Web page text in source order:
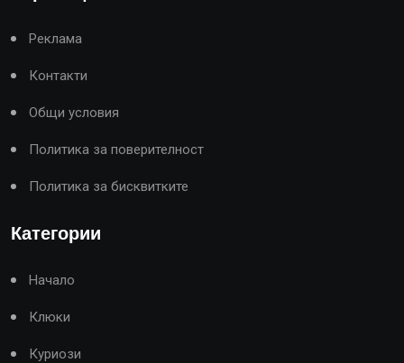
Реклама
Контакти
Общи условия
Политика за поверителност
Политика за бисквитките
Категории
Начало
Клюки
Куриози